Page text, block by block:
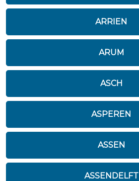
ARRIEN
ARUM
ASCH
ASPEREN
ASSEN
ASSENDELFT